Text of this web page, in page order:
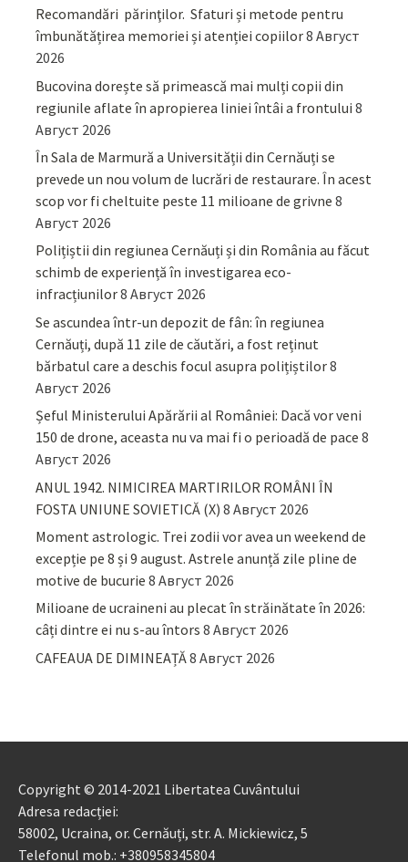
Recomandări părinţilor. Sfaturi și metode pentru
îmbunătățirea memoriei și atenției copiilor8 Август
2026
Bucovina dorește să primească mai mulți copii din
regiunile aflate în apropierea liniei întâi a frontului 8
Август 2026
În Sala de Marmură a Universității din Cernăuți se
prevede un nou volum de lucrări de restaurare. În acest
scop vor fi cheltuite peste 11 milioane de grivne 8
Август 2026
Polițiștii din regiunea Cernăuți și din România au făcut
schimb de experiență în investigarea eco-
infracțiunilor8 Август 2026
Se ascundea într-un depozit de fân: în regiunea
Cernăuți, după 11 zile de căutări, a fost reținut
bărbatul care a deschis focul asupra polițiștilor8
Август 2026
Șeful Ministerului Apărării al României: Dacă vor veni
150 de drone, aceasta nu va mai fi o perioadă de pace 8
Август 2026
ANUL 1942. NIMICIREA MARTIRILOR ROMÂNI ÎN
FOSTA UNIUNE SOVIETICĂ (X) 8 Август 2026
Moment astrologic. Trei zodii vor avea un weekend de
excepție pe 8 și 9 august. Astrele anunță zile pline de
motive de bucurie 8 Август 2026
Milioane de ucraineni au plecat în străinătate în 2026:
câți dintre ei nu s-au întors 8 Август 2026
CAFEAUA DE DIMINEAȚĂ8 Август 2026
Copyright © 2014-2021 Libertatea Cuvântului
Adresa redacției:
58002, Ucraina, or. Cernăuți, str. A. Mickiewicz, 5
Telefonul mob.: +380958345804